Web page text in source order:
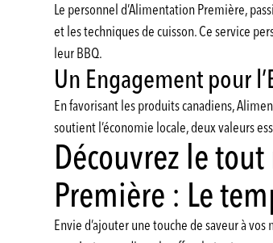
Le personnel d’Alimentation Première,
et les techniques de cuisson. Ce service
leur BBQ.
Un Engagement pour
En favorisant les produits canadiens,
soutient l’économie locale, deux valeurs
Découvrez le
Première : Le
Envie d’ajouter une touche de saveur à